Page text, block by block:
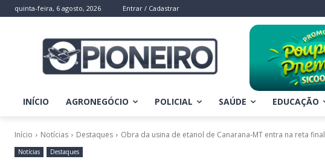
quinta-feira, 6 agosto, 2026 Entrar / Cadastrar
INÍCIO AGRONEGÓCIO POLICIAL SAÚDE EDUCAÇÃO
Início Notícias Destaques Obra da usina de etanol de Canarana-MT entra na reta final
Notícias Destaques